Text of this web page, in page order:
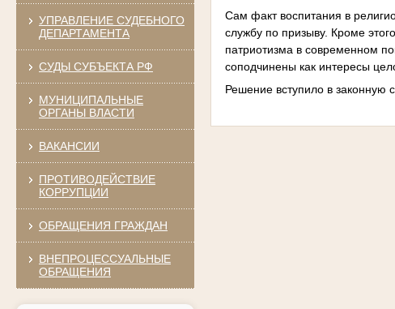
УПРАВЛЕНИЕ СУДЕБНОГО
ДЕПАРТАМЕНТА
СУДЫ СУБЪЕКТА РФ
МУНИЦИПАЛЬНЫЕ
ОРГАНЫ ВЛАСТИ
ВАКАНСИИ
ПРОТИВОДЕЙСТВИЕ
КОРРУПЦИИ
ОБРАЩЕНИЯ ГРАЖДАН
ВНЕПРОЦЕССУАЛЬНЫЕ
ОБРАЩЕНИЯ
Сам факт воспитания в
службу по призыву. Кроме
патриотизма в современном
соподчинены как интересы
Решение вступило в законную